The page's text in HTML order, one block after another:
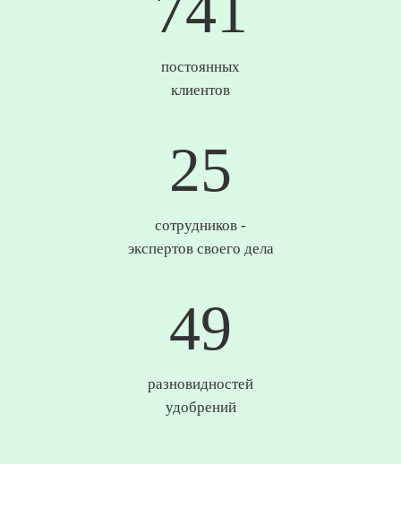
постоянных
клиентов
25
сотрудников -
экспертов своего дела
50
разновидностей
удобрений